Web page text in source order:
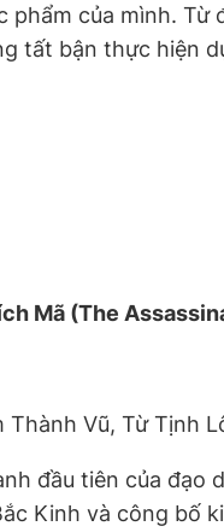
của mình.
tất bận thực hiện
Mã (The
Thành Vũ, Từ Tịnh
đầu tiên của đạo
Kinh và công bố